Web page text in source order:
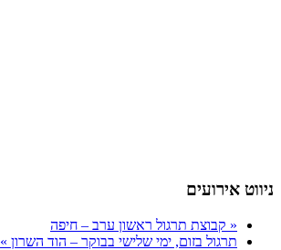
ניווט אירועים
« קבוצת תרגול ראשון ערב – חיפה
תרגול בזום, ימי שלישי בבוקר – הוד השרון »